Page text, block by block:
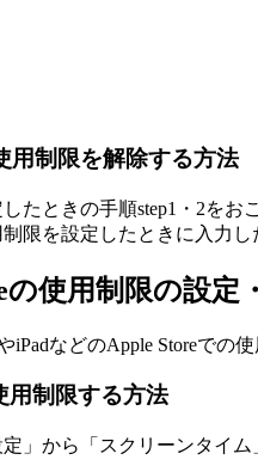
用制限を解除する方法
たときの手順step1・2をお
限を設定したときに入力し
の使用制限の設定
iPadなどのApple Storeでの
用制限する方法
定」から「スクリーンタイム